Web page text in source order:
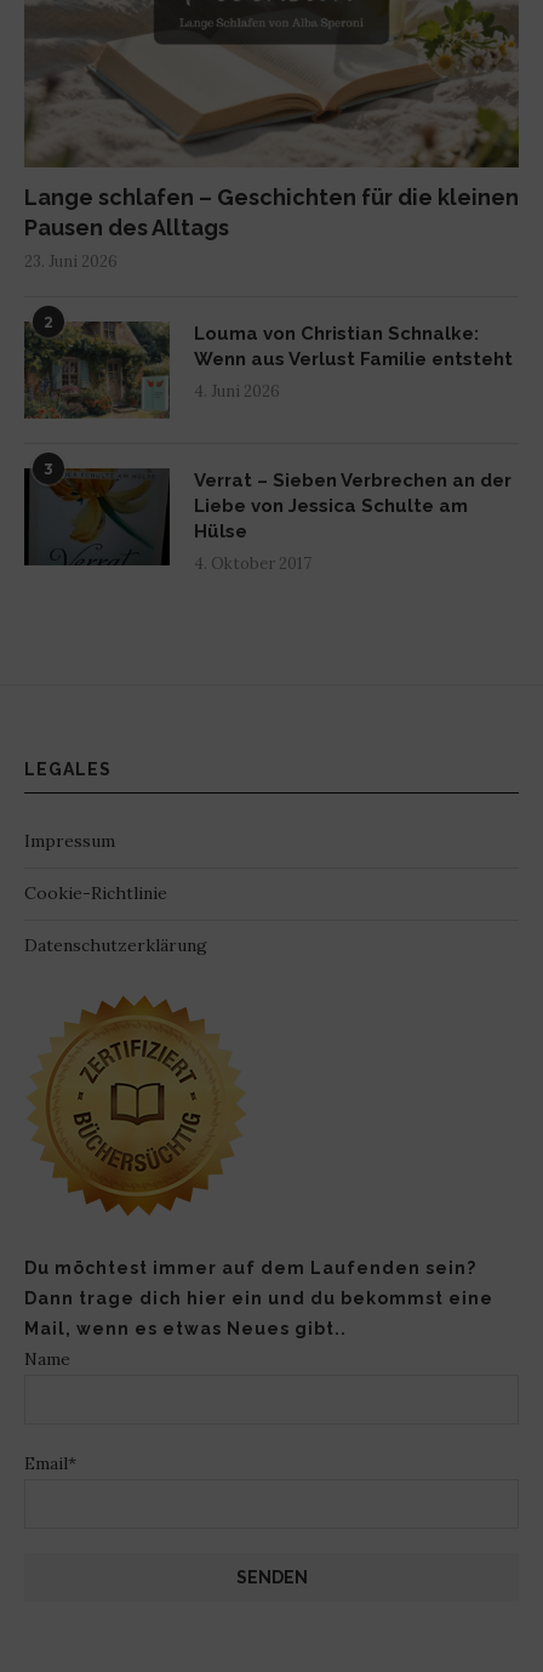
Lange schlafen – Geschichten für die kleinen
Pausen des Alltags
23. Juni 2026
2
Louma von Christian Schnalke:
Wenn aus Verlust Familie entsteht
4. Juni 2026
3
Verrat – Sieben Verbrechen an der
Liebe von Jessica Schulte am
Hülse
4. Oktober 2017
LEGALES
Impressum
Cookie-Richtlinie
Datenschutzerklärung
Du möchtest immer auf dem Laufenden sein?
Dann trage dich hier ein und du bekommst eine
Mail, wenn es etwas Neues gibt..
Name
Email*